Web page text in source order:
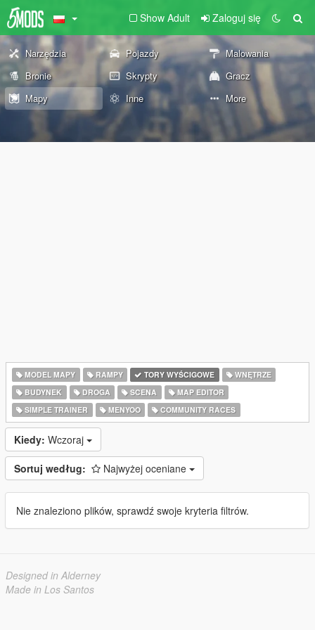
Show Adult Zaloguj się
Narzędzia Pojazdy
Malowania
Bronie
Skrypty
Gracz
Mapy
Inne More
MODEL MAPY RAMPY TORY WYŚCIGOWE
WNĘTRZE
BUDYNEK
DROGA SCENA
MAP EDITOR
SIMPLE TRAINER
MENYOO COMMUNITY RACES
Kiedy: Wczoraj
Sortuj według: Najwyżej oceniane
Nie znaleziono plików, sprawdź swoje kryteria filtrów.
Designed in Alderney
Made in Los Santos